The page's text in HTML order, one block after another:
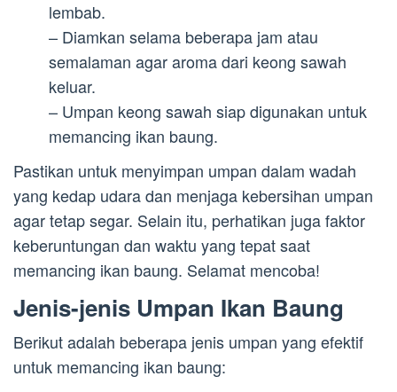
lembab.
– Diamkan selama beberapa jam atau
semalaman agar aroma dari keong sawah
keluar.
– Umpan keong sawah siap digunakan untuk
memancing ikan baung.
Pastikan untuk menyimpan umpan dalam wadah
yang kedap udara dan menjaga kebersihan umpan
agar tetap segar. Selain itu, perhatikan juga faktor
keberuntungan dan waktu yang tepat saat
memancing ikan baung. Selamat mencoba!
Jenis-jenis Umpan Ikan Baung
Berikut adalah beberapa jenis umpan yang efektif
untuk memancing ikan baung: